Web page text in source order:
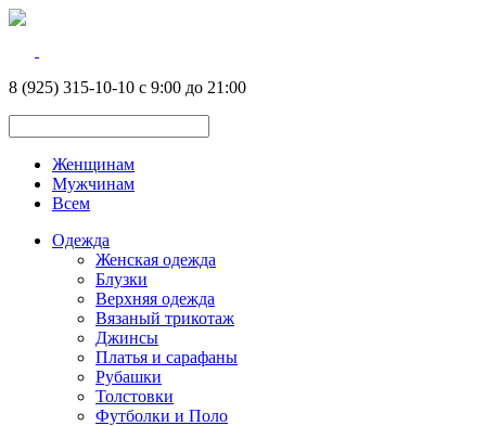
8 (925) 315-10-10 с 9:00 до 21:00
Женщинам
Мужчинам
Всем
Одежда
Женская одежда
Блузки
Верхняя одежда
Вязаный трикотаж
Джинсы
Платья и сарафаны
Рубашки
Толстовки
Футболки и Поло